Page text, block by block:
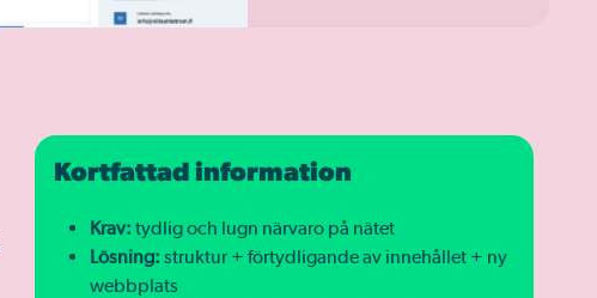
Kortfattad information
Krav: tydlig och lugn närvaro på nätet
Lösning: struktur + förtydligande av innehållet + ny
webbplats